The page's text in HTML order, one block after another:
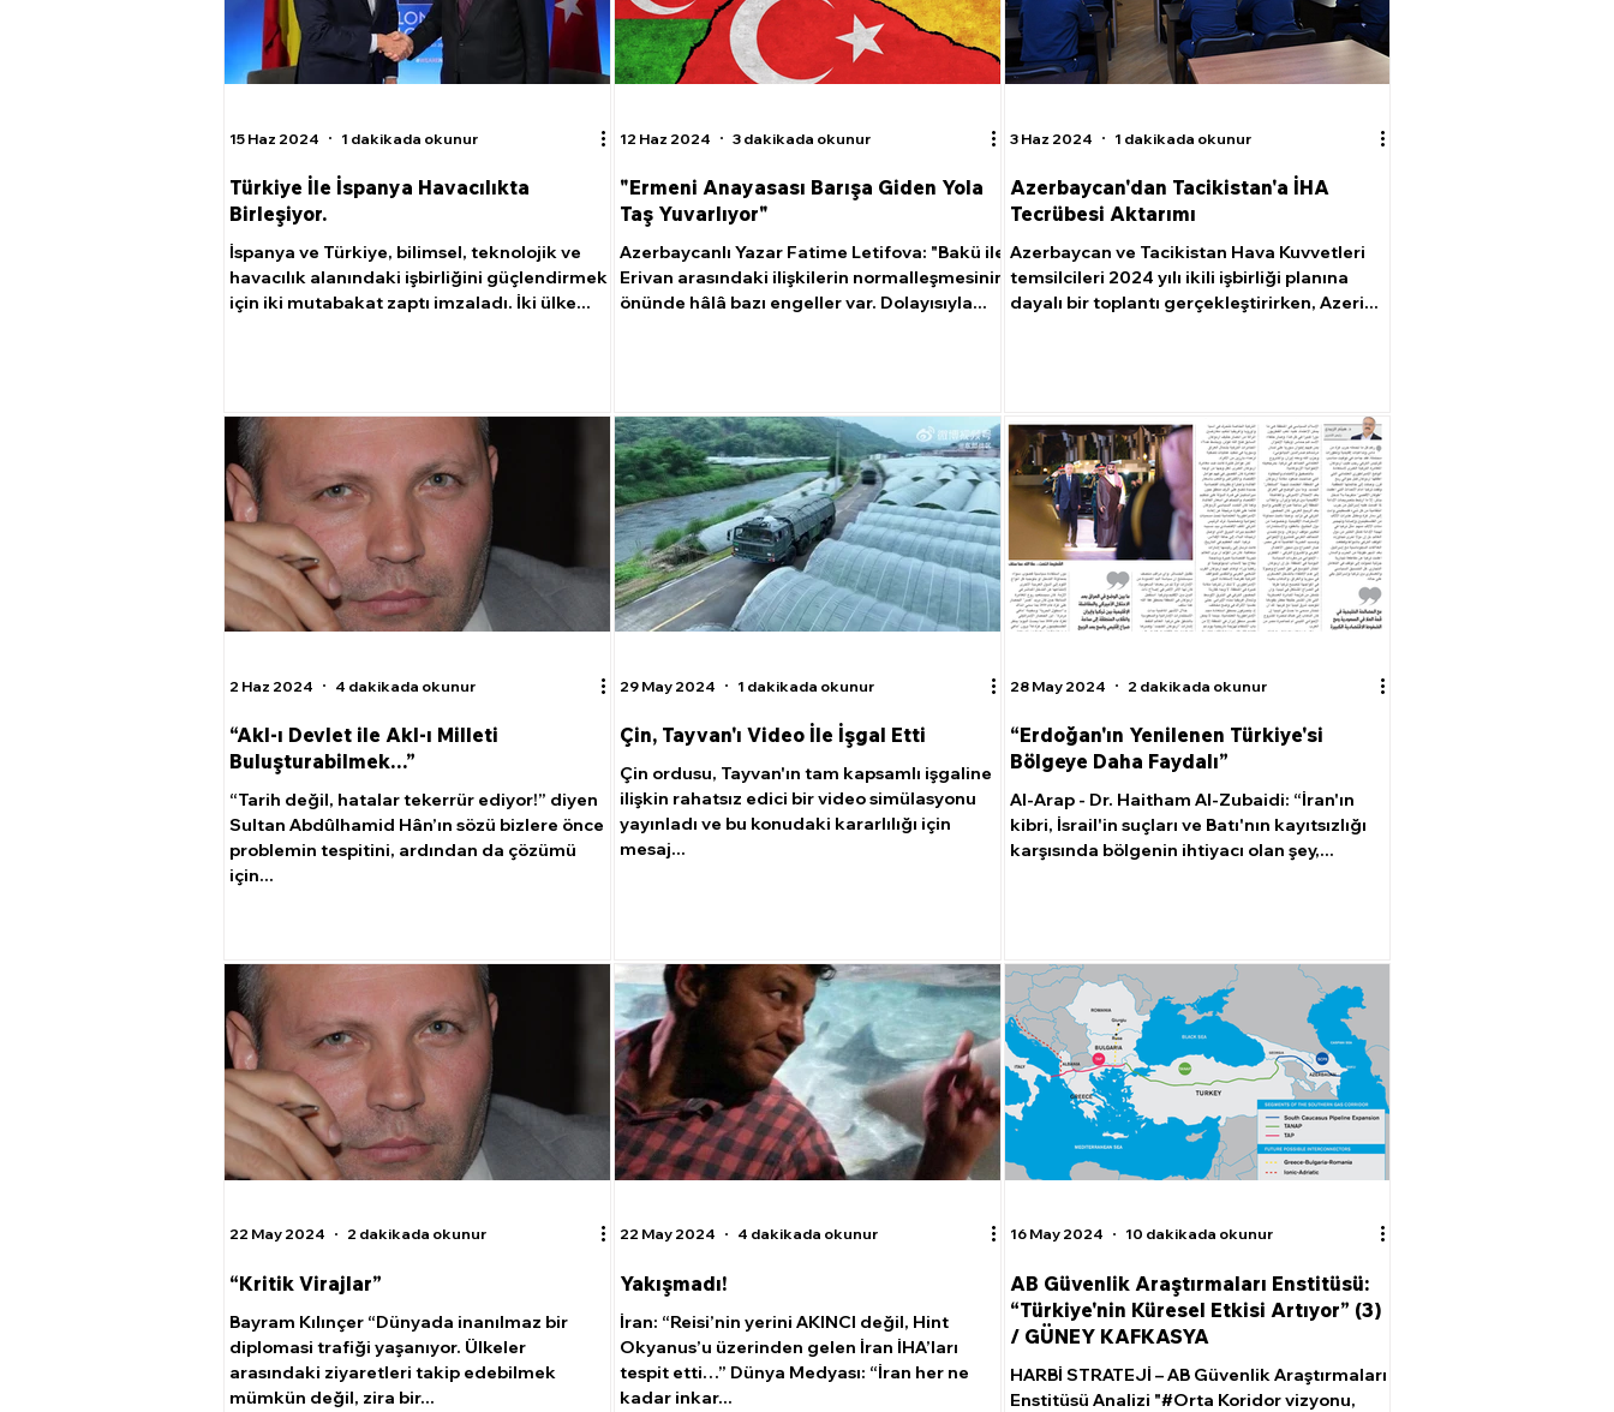
Türkiye İle İspanya Havacılıkta
Birleşiyor.
İspanya ve Türkiye, bilimsel, teknolojik ve
havacılık alanındaki işbirliğini güçlendirmek
için iki mutabakat zaptı imzaladı. İki ülke...
15 Haz 2024 1 dakikada okunur
"Ermeni Anayasası Barışa Giden Yola
Taş Yuvarlıyor"
Azerbaycanlı Yazar Fatime Letifova: "Bakü ile
Erivan arasındaki ilişkilerin normalleşmesinin
önünde hâlâ bazı engeller var. Dolayısıyla...
12 Haz 2024 3 dakikada okunur
Azerbaycan'dan Tacikistan'a İHA
Tecrübesi Aktarımı
Azerbaycan ve Tacikistan Hava Kuvvetleri
temsilcileri 2024 yılı ikili işbirliği planına
dayalı bir toplantı gerçekleştirirken, Azeri...
3 Haz 2024 1 dakikada okunur
“Akl-ı Devlet ile Akl-ı Milleti
Buluşturabilmek…”
“Tarih değil, hatalar tekerrür ediyor!” diyen
Sultan Abdûlhamid Hân’ın sözü bizlere önce
problemin tespitini, ardından da çözümü
için...
2 Haz 2024 4 dakikada okunur
Çin, Tayvan'ı Video İle İşgal Etti
Çin ordusu, Tayvan'ın tam kapsamlı işgaline
ilişkin rahatsız edici bir video simülasyonu
yayınladı ve bu konudaki kararlılığı için
mesaj...
29 May 2024 1 dakikada okunur
“Erdoğan'ın Yenilenen Türkiye'si
Bölgeye Daha Faydalı”
Al-Arap - Dr. Haitham Al-Zubaidi: “İran'ın
kibri, İsrail'in suçları ve Batı'nın kayıtsızlığı
karşısında bölgenin ihtiyacı olan şey,...
28 May 2024 2 dakikada okunur
“Kritik Virajlar”
Bayram Kılınçer “Dünyada inanılmaz bir
diplomasi trafiği yaşanıyor. Ülkeler
arasındaki ziyaretleri takip edebilmek
mümkün değil, zira bir...
22 May 2024 2 dakikada okunur
Yakışmadı!
İran: “Reisi’nin yerini AKINCI değil, Hint
Okyanus’u üzerinden gelen İran İHA’ları
tespit etti…” Dünya Medyası: “İran her ne
kadar inkar...
22 May 2024 4 dakikada okunur
AB Güvenlik Araştırmaları Enstitüsü:
“Türkiye'nin Küresel Etkisi Artıyor” (3)
/ GÜNEY KAFKASYA
HARBİ STRATEJİ – AB Güvenlik Araştırmaları
Enstitüsü Analizi "#Orta Koridor vizyonu,
16 May 2024 10 dakikada okunur